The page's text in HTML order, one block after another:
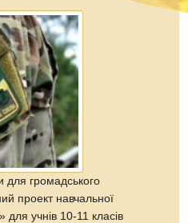
для громадського
проект навчальної
для учнів 10-11 класів